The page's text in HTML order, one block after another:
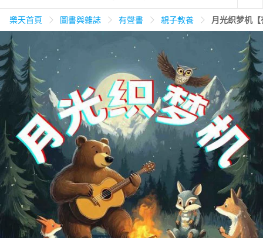
天天免運 美食蛋糕 養生保健 民生用品
居家生活 3C家電 運動休閒 親子玩具
女裝 男裝 化妝保養 情趣用品
日本購物 電子/紙本書
HOT
樂天首頁 圖書與雜誌 有聲書 親子教養 月光织梦机